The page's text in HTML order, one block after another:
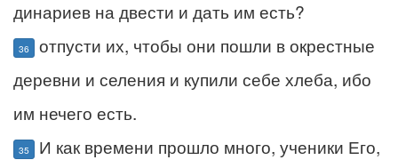
динариев на двести и дать им есть?
36
отпусти их, чтобы они пошли в окрестные
деревни и селения и купили себе хлеба, ибо
им нечего есть.
35
И как времени прошло много, ученики Его,